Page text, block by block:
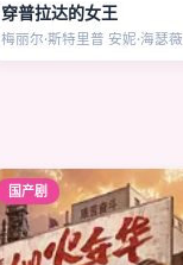
穿普拉达的女王
梅丽尔·斯特里普 安妮·海瑟薇
国产剧